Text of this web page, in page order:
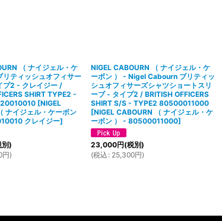
（ ナイジェル・ケ
リティッシュオフィサー
プ2 - クレイジー /
SHIRT TYPE2 -
[NIGEL
ナイジェル・ケーボン
クレイジー]
別)
円)
NIGEL CABOURN （ ナイジェル・ケ
ーボン ） - Nigel Cabourn ブリティッ
シュオフィサーズシャツショートスリ
ーブ - タイプ2 / BRITISH OFFICERS
SHIRT S/S - TYPE2 80500011000
[NIGEL CABOURN （ ナイジェル・ケ
ーボン ） - 80500011000]
23,000円(税別)
(税込 : 25,300円)